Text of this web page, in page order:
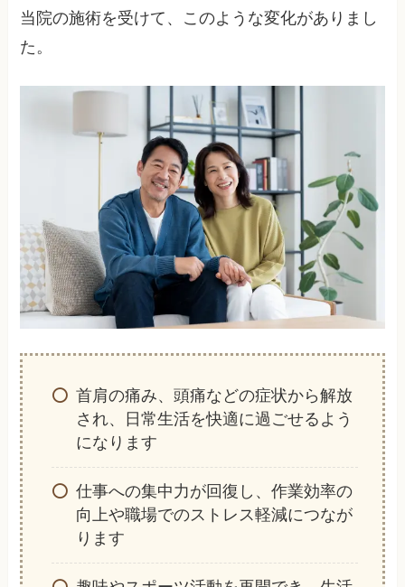
当院の施術を受けて、このような変化がありまし
た。
首肩の痛み、頭痛などの症状から解放
され、日常生活を快適に過ごせるよう
になります
仕事への集中力が回復し、作業効率の
向上や職場でのストレス軽減につなが
ります